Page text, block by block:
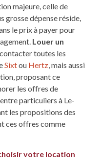
majeure, celle de
grosse dépense réside,
le prix à payer pour
Louer un
toutes les
Sixtou Hertz, mais aussi
proposant ce
les offres de
particuliers à Le-
les propositions des
ces offres comme
votre location